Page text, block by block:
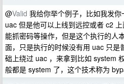
@Valid 我给你举个例子，比如我发
uac 但是他可以上线到远控或者 c2
能抓密码等操作，但是这个执行的人
面，只是执行的时候没有用 uac 只是
础上绕过 uac ，来拿到比如 system
般都是 system 了，这个技术称为